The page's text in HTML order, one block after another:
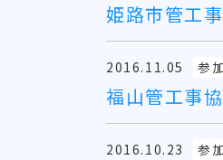
姫路市管工
2016.11.05 参
福山管工事
2016.10.23 参